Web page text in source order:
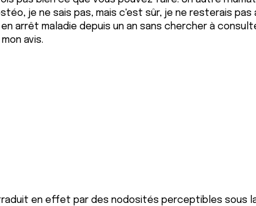
je ne sais pas, mais c'est sûr, je ne resterais pas
arrêt maladie depuis un an sans chercher à
avis.
en effet par des nodosités perceptibles sous